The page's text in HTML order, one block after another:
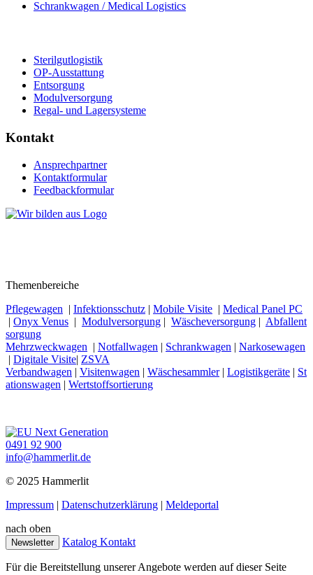
Schrankwagen / Medical Logistics
Sterilgutlogistik
OP-Ausstattung
Entsorgung
Modulversorgung
Regal- und Lagersysteme
Kontakt
Ansprechpartner
Kontaktformular
Feedbackformular
Themenbereiche
Pflegewagen | Infektionsschutz | Mobile Visite | Medical Panel PC
| Onyx Venus | Modulversorgung | Wäscheversorgung | Abfallent
sorgung
Mehrzweckwagen | Notfallwagen | Schrankwagen | Narkosewagen
| Digitale Visite| ZSVA
Verbandwagen | Visitenwagen | Wäschesammler| Logistikgeräte | St
ationswagen | Wertstoffsortierung
0491 92 900
info@hammerlit.de
© 2025 Hammerlit
Impressum | Datenschutzerklärung | Meldeportal
nach oben
Newsletter Katalog Kontakt
Für die Bereitstellung unserer Angebote werden auf dieser Seite